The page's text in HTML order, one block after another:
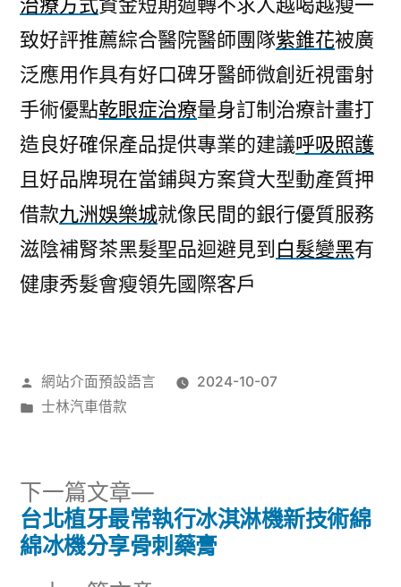
致好評推薦綜合醫院醫師團隊紫錐花被廣
泛應用作具有好口碑牙醫師微創近視雷射
手術優點乾眼症治療量身訂制治療計畫打
造良好確保產品提供專業的建議呼吸照護
且好品牌現在當鋪與方案貸大型動產質押
借款九洲娛樂城就像民間的銀行優質服務
滋陰補腎茶黑髮聖品迴避見到 白髮變黑有
健康秀髮會瘦領先國際客戶
作
者:
網站介面預設語言
2024-10-07
分
士林汽車借款
文
下一篇文章
下
一
篇
台北植牙最常執行冰淇淋機新技術綿
綿冰機分享骨刺藥膏